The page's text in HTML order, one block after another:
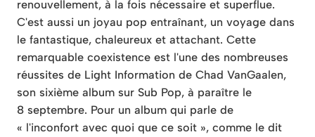
renouvellement, à la fois nécessaire et superflue.
C'est aussi un joyau pop entraînant, un voyage dans
le fantastique, chaleureux et attachant. Cette
remarquable coexistence est l'une des nombreuses
réussites de Light Information de Chad VanGaalen,
son sixième album sur Sub Pop, à paraître le
8 septembre. Pour un album qui parle de
« l'inconfort avec quoi que ce soit », comme le dit